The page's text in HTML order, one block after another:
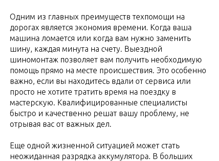
Одним из главных преимуществ техпомощи на
дорогах является экономия времени. Когда ваша
машина ломается или когда вам нужно заменить
шину, каждая минута на счету. Выездной
шиномонтаж позволяет вам получить необходимую
помощь прямо на месте происшествия. Это особенно
важно, если вы находитесь вдали от сервиса или
просто не хотите тратить время на поездку в
мастерскую. Квалифицированные специалисты
быстро и качественно решат вашу проблему, не
отрывая вас от важных дел.
Еще одной жизненной ситуацией может стать
неожиданная разрядка аккумулятора. В больших